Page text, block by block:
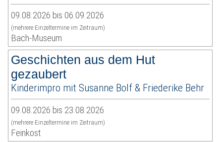
09.08.2026 bis 06.09.2026
(mehrere Einzeltermine im Zeitraum)
Bach-Museum
Geschichten aus dem Hut
gezaubert
Kinderimpro mit Susanne Bolf & Friederike Behr
09.08.2026 bis 23.08.2026
(mehrere Einzeltermine im Zeitraum)
Feinkost